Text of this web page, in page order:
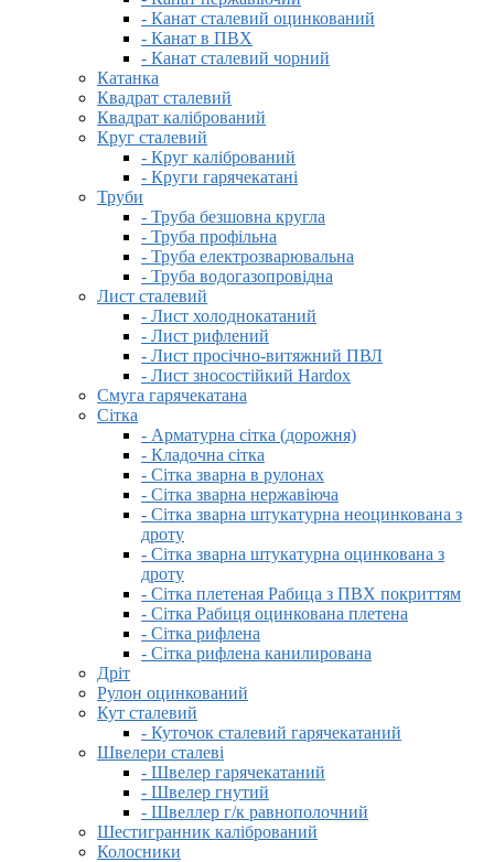
- Канат сталевий оцинкований
- Канат в ПВХ
- Канат сталевий чорний
Катанка
Квадрат сталевий
Квадрат калібрований
Круг сталевий
- Круг калібрований
- Круги гарячекатані
Труби
- Труба безшовна кругла
- Труба профільна
- Труба електрозварювальна
- Труба водогазопровідна
Лист сталевий
- Лист холоднокатаний
- Лист рифлений
- Лист просічно-витяжний ПВЛ
- Лист зносостійкий Hardox
Смуга гарячекатана
Сітка
- Арматурна сітка (дорожня)
- Кладочна сітка
- Сітка зварна в рулонах
- Сітка зварна нержавіюча
- Сітка зварна штукатурна неоцинкована з
дроту
- Сітка зварна штукатурна оцинкована з
дроту
- Сітка плетеная Рабица з ПВХ покриттям
- Сітка Рабиця оцинкована плетена
- Сітка рифлена
- Сітка рифлена канилирована
Дріт
Рулон оцинкований
Кут сталевий
- Куточок сталевий гарячекатаний
Швелери сталеві
- Швелер гарячекатаний
- Швелер гнутий
- Швеллер г/к равнополочний
Шестигранник калібрований
Колосники